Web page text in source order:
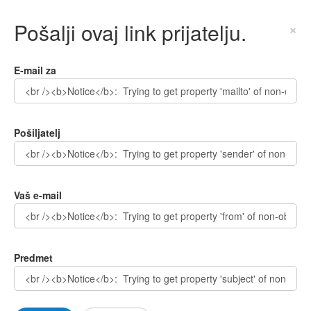
Pošalji ovaj link prijatelju. ×
E-mail za
Pošiljatelj
Vaš e-mail
Predmet